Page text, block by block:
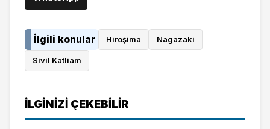
İlgili konular Hiroşima Nagazaki
Sivil Katliam
İLGINIZI ÇEKEBILIR